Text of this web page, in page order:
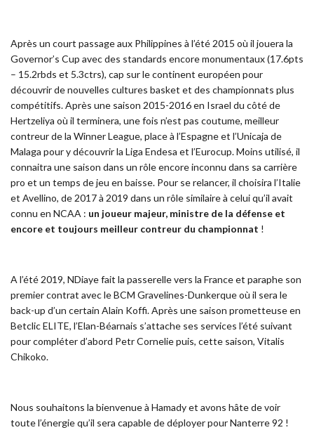
Après un court passage aux Philippines à l’été 2015 où il jouera la
Governor’s Cup avec des standards encore monumentaux (17.6pts
– 15.2rbds et 5.3ctrs), cap sur le continent européen pour
découvrir de nouvelles cultures basket et des championnats plus
compétitifs. Après une saison 2015-2016 en Israel du côté de
Hertzeliya où il terminera, une fois n’est pas coutume, meilleur
contreur de la Winner League, place à l’Espagne et l’Unicaja de
Malaga pour y découvrir la Liga Endesa et l’Eurocup. Moins utilisé, il
connaitra une saison dans un rôle encore inconnu dans sa carrière
pro et un temps de jeu en baisse. Pour se relancer, il choisira l’Italie
et Avellino, de 2017 à 2019 dans un rôle similaire à celui qu’il avait
connu en NCAA : un joueur majeur, ministre de la défense et
encore et toujours meilleur contreur du championnat !
A l’été 2019, NDiaye fait la passerelle vers la France et paraphe son
premier contrat avec le BCM Gravelines-Dunkerque où il sera le
back-up d’un certain Alain Koffi. Après une saison prometteuse en
Betclic ELITE, l’Elan-Béarnais s’attache ses services l’été suivant
pour compléter d’abord Petr Cornelie puis, cette saison, Vitalis
Chikoko.
Nous souhaitons la bienvenue à Hamady et avons hâte de voir
toute l’énergie qu’il sera capable de déployer pour Nanterre 92 !